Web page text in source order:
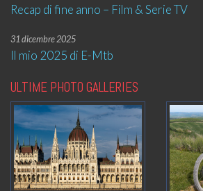
Recap di fine anno – Film & Serie TV
31 dicembre 2025
Il mio 2025 di E-Mtb
ULTIME PHOTO GALLERIES